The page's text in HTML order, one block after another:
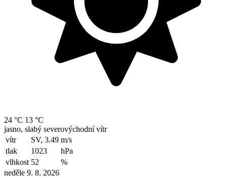
24 °C 13 °C
jasno, slabý severovýchodní vítr
vítr
SV, 3.49 m/s
tlak
1023
hPa
vlhkost 52
%
neděle 9. 8. 2026